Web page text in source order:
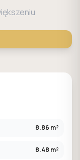
8.86 m²
8.48 m²